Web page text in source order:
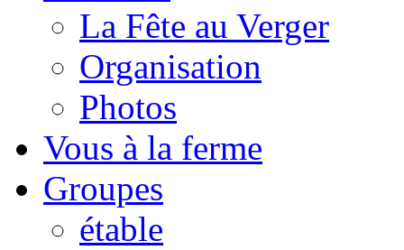
La Fête au Verger
Organisation
Photos
Vous à la ferme
Groupes
étable